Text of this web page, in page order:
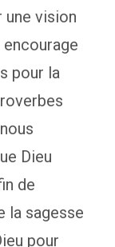
une vision
pour la
Dieu
de
la sagesse
pour